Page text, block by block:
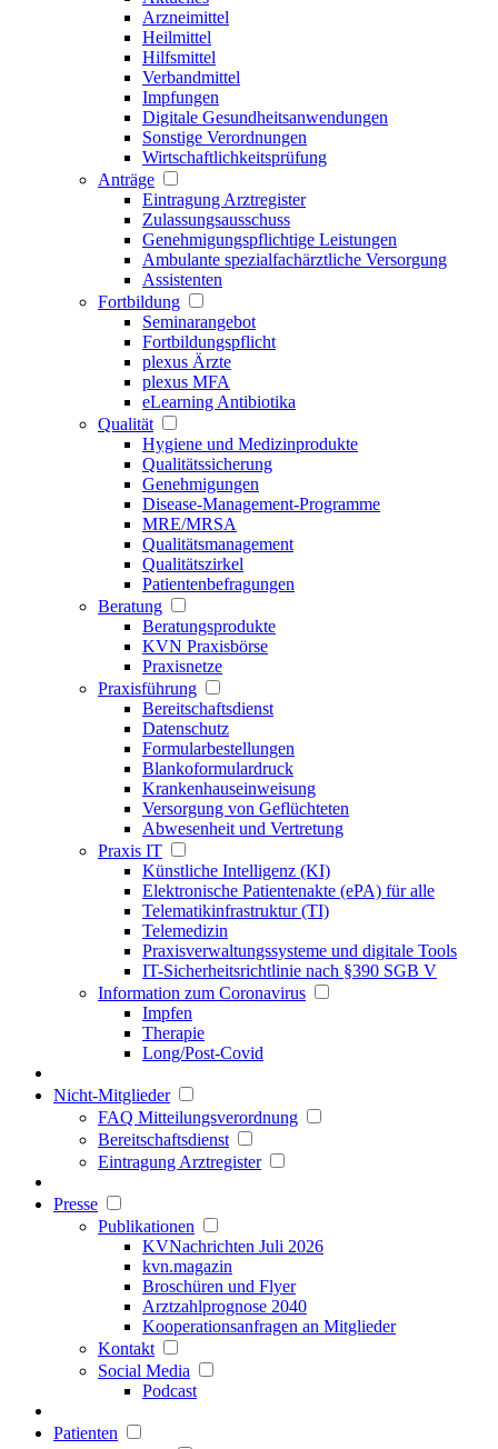
Arzneimittel
Heilmittel
Hilfsmittel
Verbandmittel
Impfungen
Digitale Gesundheitsanwendungen
Sonstige Verordnungen
Wirtschaftlichkeitsprüfung
Anträge
Eintragung Arztregister
Zulassungsausschuss
Genehmigungspflichtige Leistungen
Ambulante spezialfachärztliche Versorgung
Assistenten
Fortbildung
Seminarangebot
Fortbildungspflicht
plexus Ärzte
plexus MFA
eLearning Antibiotika
Qualität
Hygiene und Medizinprodukte
Qualitätssicherung
Genehmigungen
Disease-Management-Programme
MRE/MRSA
Qualitätsmanagement
Qualitätszirkel
Patientenbefragungen
Beratung
Beratungsprodukte
KVN Praxisbörse
Praxisnetze
Praxisführung
Bereitschaftsdienst
Datenschutz
Formularbestellungen
Blankoformulardruck
Krankenhauseinweisung
Versorgung von Geflüchteten
Abwesenheit und Vertretung
Praxis IT
Künstliche Intelligenz (KI)
Elektronische Patientenakte (ePA) für alle
Telematikinfrastruktur (TI)
Telemedizin
Praxisverwaltungssysteme und digitale Tools
IT-Sicherheitsrichtlinie nach §390 SGB V
Information zum Coronavirus
Impfen
Therapie
Long/Post-Covid
Nicht-Mitglieder
FAQ Mitteilungsverordnung
Bereitschaftsdienst
Eintragung Arztregister
Presse
Publikationen
KVNachrichten Juli 2026
kvn.magazin
Broschüren und Flyer
Arztzahlprognose 2040
Kooperationsanfragen an Mitglieder
Kontakt
Social Media
Podcast
Patienten